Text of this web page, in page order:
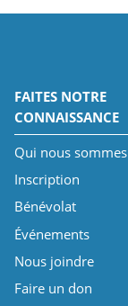
FAITES NOTRE
CONNAISSANCE
Qui nous sommes
Inscription
Bénévolat
Événements
Nous joindre
Faire un don